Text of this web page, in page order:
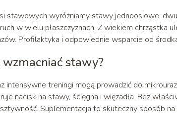
stawowych wyróżniamy stawy jednoosiowe,
w wielu płaszczyznach. Z wiekiem chrząstka
Profilaktyka i odpowiednie wsparcie od
stawy?
intensywne treningi mogą prowadzić do
nacisk na stawy, ścięgna i więzadła. Bez
Suplementacja to skuteczny sposób